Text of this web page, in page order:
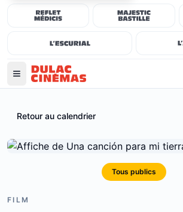
Retour au calendrier
Tous publics
FILM